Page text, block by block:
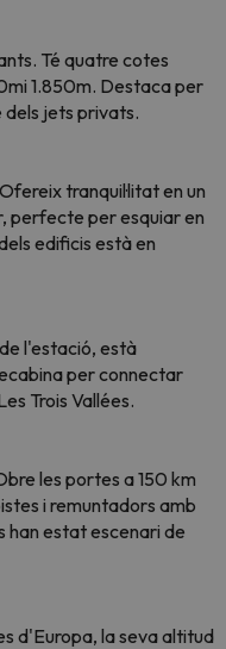
Té quatre cotes
1.850m. Destaca per
jets privats.
tranquil·litat en un
perfecte per esquiar en
edificis està en
l'estació, està
per connectar
Trois Vallées.
les portes a 150 km
i remuntadors amb
han estat escenari de
d'Europa, la seva altitud